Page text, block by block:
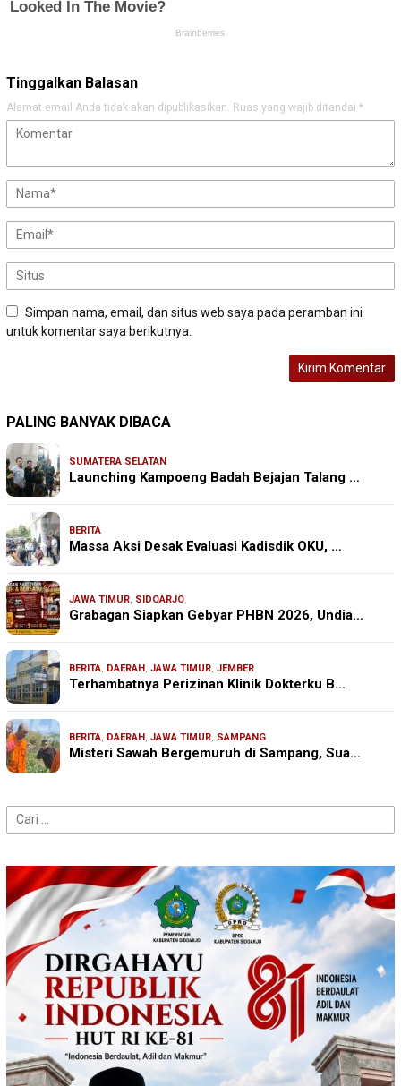
Tinggalkan Balasan
Alamat email Anda tidak akan dipublikasikan. Ruas yang wajib ditandai *
Simpan nama, email, dan situs web saya pada peramban ini
untuk komentar saya berikutnya.
PALING BANYAK DIBACA
SUMATERA SELATAN
Launching Kampoeng Badah Bejajan Talang …
BERITA
Massa Aksi Desak Evaluasi Kadisdik OKU, …
JAWA TIMUR, SIDOARJO
Grabagan Siapkan Gebyar PHBN 2026, Undia…
BERITA, DAERAH , JAWA TIMUR, JEMBER
Terhambatnya Perizinan Klinik Dokterku B…
BERITA, DAERAH , JAWA TIMUR, SAMPANG
Misteri Sawah Bergemuruh di Sampang, Sua…
Cari
untuk: